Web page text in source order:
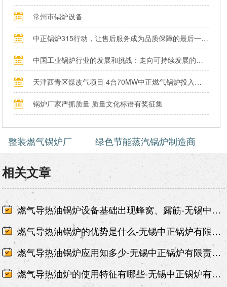
常州市锅炉设备
中正锅炉315行动，让售后服务成为品质保障的最后一公里
中国工业锅炉行业的发展和挑战：走向可持续发展的新阶段
天津西青区煤改气项目 4台70MW中正燃气锅炉投入运行
锅炉厂家严抓质量 质量文化标语有奖征集
整装燃气锅炉厂 绿色节能蒸汽锅炉制造商
相关文章
燃气导热油锅炉设备基础出现蜂窝、露筋-无锡中正锅炉有限责任公司
燃气导热油锅炉的优势是什么-无锡中正锅炉有限责任公司
燃气导热油锅炉应用知多少-无锡中正锅炉有限责任公司
燃气导热油炉的使用特征有哪些-无锡中正锅炉有限责任公司